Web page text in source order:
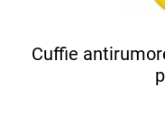
Cuffie